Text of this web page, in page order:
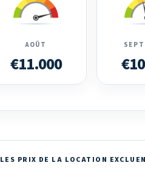
AOÛT
€11.000
LES PRIX DE LA LOCATION